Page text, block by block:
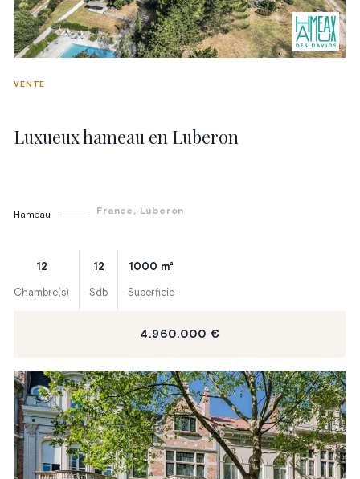
Luxueux hameau en Luberon
VENTE
Hameau France , Luberon
12
Chambre(s)
12
Sdb
1000 m²
Superficie
4.960.000 €